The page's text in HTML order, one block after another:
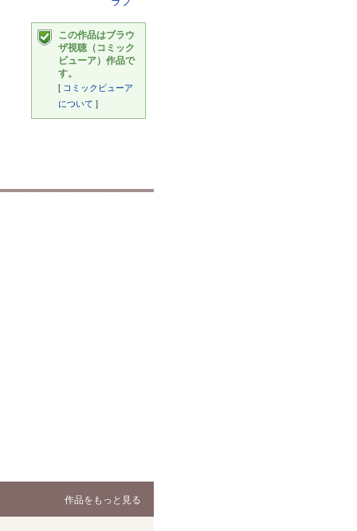
この作品はブラウ
ザ視聴（コミック
ビューア）作品で
す。
[ コミックビューア
について ]
作品をもっと見る